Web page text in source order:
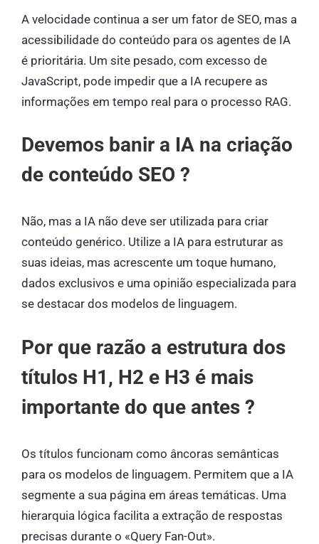
A velocidade continua a ser um fator de SEO, mas a
acessibilidade do conteúdo para os agentes de IA
é prioritária. Um site pesado, com excesso de
JavaScript, pode impedir que a IA recupere as
informações em tempo real para o processo RAG.
Devemos banir a IA na criação
de conteúdo SEO ?
Não, mas a IA não deve ser utilizada para criar
conteúdo genérico. Utilize a IA para estruturar as
suas ideias, mas acrescente um toque humano,
dados exclusivos e uma opinião especializada para
se destacar dos modelos de linguagem.
Por que razão a estrutura dos
títulos H1, H2 e H3 é mais
importante do que antes ?
Os títulos funcionam como âncoras semânticas
para os modelos de linguagem. Permitem que a IA
segmente a sua página em áreas temáticas. Uma
hierarquia lógica facilita a extração de respostas
precisas durante o «Query Fan-Out».